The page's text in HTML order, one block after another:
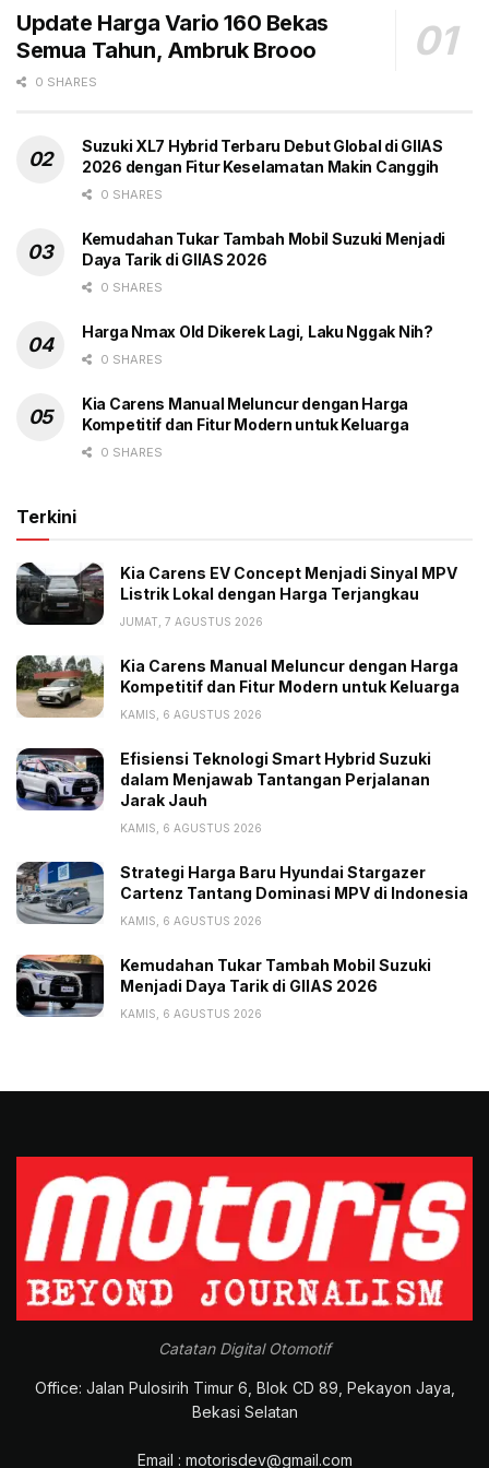
digital panelmeter yang canggih dan mudah dilihat
serta semua lampu LED menghadirkan kesan canggih,
mewah dan modern.
dengan ukuran ban depan 110/70-14 dan belakang
130/70-13 melalui sentuhan desain velg Y shaped 5
spoke dengan warna burnt titanium untuk tipe ABS.
Dari segi keamanan fitur keselamatan seperti Anti-
Lock Braking System (ABS) juga disematkan pada
kenyamanan dan keamanan bagi pengendaranya
dalam aktivitas harian maupun menjalankan hobi
berkendara dengan big scooter yang menyenangkan.
Model ini juga dilengkapi dengan garansi rangka hingga
lima tahun tanpa batas jarak tempuh (kilometer),
atau 60.000 km, garansi mesin selama tiga tahun atau
36.000 km, garansi kelistrikan selama 1 tahun atau
12.000 km.
Harga PCX 160 CBS Rp 32,6 juta, sedangkan ABS Rp
Skutik Honda
Warna Baru
Update Harga Vario 160 Bekas
Semua Tahun, Ambruk Brooo
0 SHARES
Suzuki XL7 Hybrid Terbaru Debut Global di GIIAS
2026 dengan Fitur Keselamatan Makin Canggih
0 SHARES
Kemudahan Tukar Tambah Mobil Suzuki Menjadi
Daya Tarik di GIIAS 2026
0 SHARES
Harga Nmax Old Dikerek Lagi, Laku Nggak Nih?
0 SHARES
Kia Carens Manual Meluncur dengan Harga
Kompetitif dan Fitur Modern untuk Keluarga
0 SHARES
Terkini
Kia Carens EV Concept Menjadi Sinyal MPV
Listrik Lokal dengan Harga Terjangkau
JUMAT, 7 AGUSTUS 2026
Kia Carens Manual Meluncur dengan Harga
Kompetitif dan Fitur Modern untuk Keluarga
KAMIS, 6 AGUSTUS 2026
Efisiensi Teknologi Smart Hybrid Suzuki
dalam Menjawab Tantangan Perjalanan
Jarak Jauh
KAMIS, 6 AGUSTUS 2026
Strategi Harga Baru Hyundai Stargazer
Cartenz Tantang Dominasi MPV di Indonesia
KAMIS, 6 AGUSTUS 2026
Kemudahan Tukar Tambah Mobil Suzuki
Menjadi Daya Tarik di GIIAS 2026
KAMIS, 6 AGUSTUS 2026
Catatan Digital Otomotif
Office: Jalan Pulosirih Timur 6, Blok CD 89, Pekayon Jaya,
Bekasi Selatan
Email : motorisdev@gmail.com